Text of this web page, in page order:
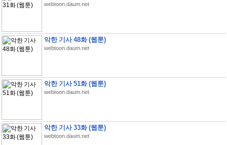
webtoon.daum.net
악한 기사 48화 (웹툰)
webtoon.daum.net
악한 기사 51화 (웹툰)
webtoon.daum.net
악한 기사 33화 (웹툰)
webtoon.daum.net